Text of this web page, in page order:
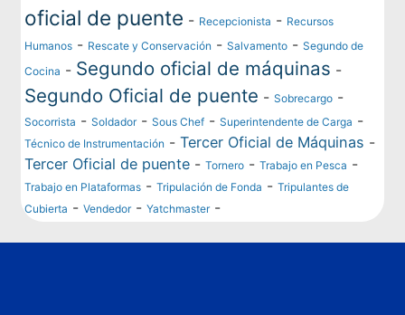
oficial de puente - Recepcionista - Recursos
Humanos - Rescate y Conservación -Salvamento -Segundo de
Cocina - Segundo oficial de máquinas -
Segundo Oficial de puente -Sobrecargo -
Socorrista -Soldador-Sous Chef -Superintendente de Carga -
Técnico de Instrumentación -Tercer Oficial de Máquinas -
Tercer Oficial de puente -Tornero -Trabajo en Pesca -
Trabajo en Plataformas -Tripulación de Fonda -Tripulantes de
Cubierta -Vendedor-Yatchmaster-